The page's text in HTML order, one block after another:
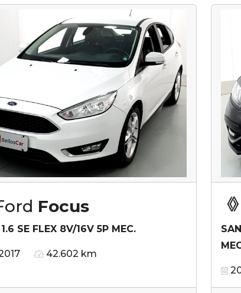
Focus
SE FLEX 8V/16V 5P MEC.
42.602 km